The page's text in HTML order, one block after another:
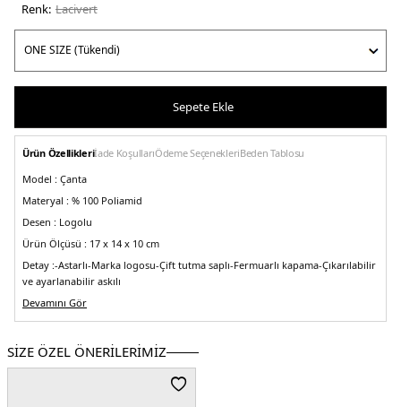
Renk: laci̇vert
Sepete Ekle
Ürün Özellikleriİade KoşullarıÖdeme SeçenekleriBeden Tablosu
Model : Çanta
Materyal : % 100 Poliamid
Desen : Logolu
Ürün Ölçüsü : 17 x 14 x 10 cm
Detay :-Astarlı-Marka logosu-Çift tutma saplı-Fermuarlı kapama-Çıkarılabilir
ve ayarlanabilir askılı
Üretim Yeri :Çin
5DE2L1500HSR006.12
Devamını Gör
SİZE ÖZEL ÖNERİLERİMİZ